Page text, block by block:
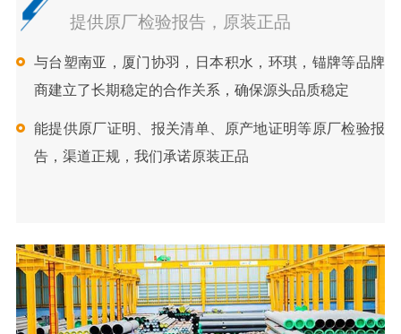
提供原厂检验报告，原装正品
与台塑南亚，厦门协羽，日本积水，环琪，锚牌等品牌
商建立了长期稳定的合作关系，确保源头品质稳定
能提供原厂证明、报关清单、原产地证明等原厂检验报
告，渠道正规，我们承诺原装正品